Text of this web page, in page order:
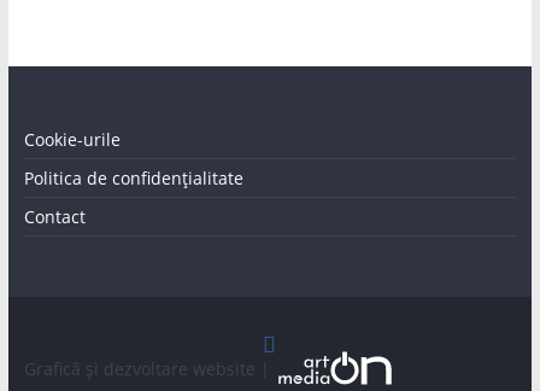
Cookie-urile
Politica de confidențialitate
Contact
Graficã și dezvoltare website |